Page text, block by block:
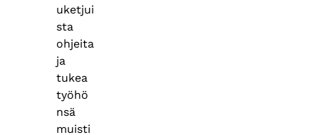
uketjui
sta
ohjeita
ja
tukea
työhö
nsä
muisti